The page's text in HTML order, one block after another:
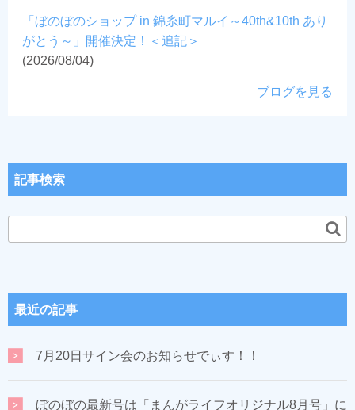
「ぼのぼのショップ in 錦糸町マルイ～40th&10th あり
がとう～」開催決定！＜追記＞
(2026/08/04)
ブログを見る
記事検索
最近の記事
7月20日サイン会のお知らせでぃす！！
ぼのぼの最新号は「まんがライフオリジナル8月号」に